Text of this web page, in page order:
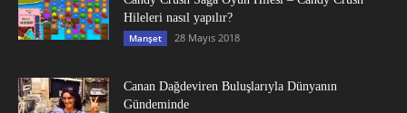
Hileleri nasıl yapılır?
Manşet 28 Mayıs 2018
Canan Dağdeviren Buluşlarıyla Dünyanın
Gündeminde